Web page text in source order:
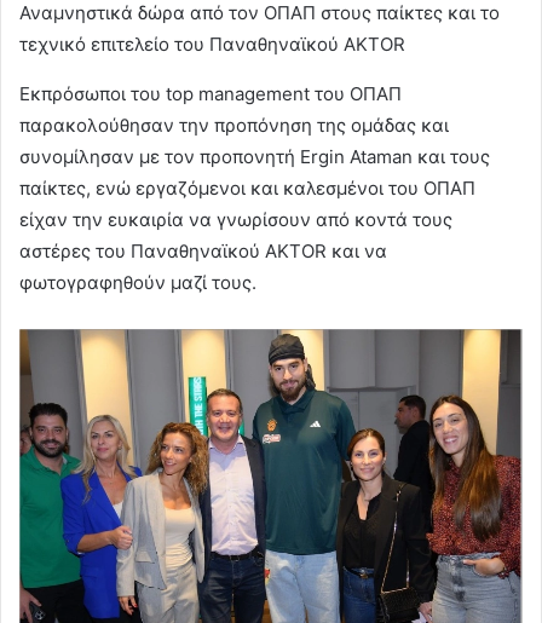
Αναμνηστικά δώρα από τον ΟΠΑΠ στους παίκτες και το
τεχνικό επιτελείο του Παναθηναϊκού AKTOR
Εκπρόσωποι του top management του ΟΠΑΠ
παρακολούθησαν την προπόνηση της ομάδας και
συνομίλησαν με τον προπονητή Ergin Ataman και τους
παίκτες, ενώ εργαζόμενοι και καλεσμένοι του ΟΠΑΠ
είχαν την ευκαιρία να γνωρίσουν από κοντά τους
αστέρες του Παναθηναϊκού AKTOR και να
φωτογραφηθούν μαζί τους.